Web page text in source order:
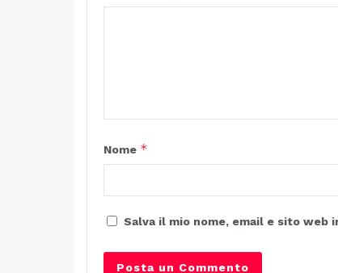
Nome *
Salva il mio nome, email e sito web